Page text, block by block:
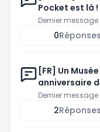
Pocket est là !
Dernier
0Réponses
[FR] Un
anniversaire
Dernier
2Réponses